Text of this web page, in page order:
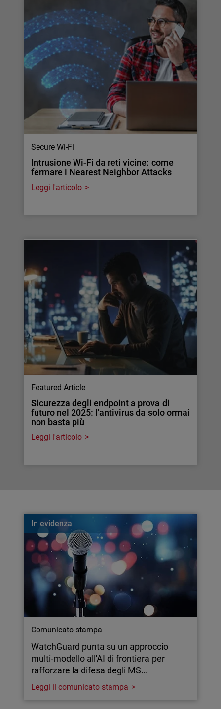
Secure Wi-Fi
Intrusione Wi-Fi da reti vicine: come
fermare i Nearest Neighbor Attacks
Leggi l'articolo
Featured Article
Sicurezza degli endpoint a prova di
futuro nel 2025: l'antivirus da solo ormai
non basta più
Leggi l'articolo
In evidenza
Comunicato stampa
WatchGuard punta su un approccio
multi-modello all'AI di frontiera per
rafforzare la difesa degli MS…
Leggi il comunicato stampa